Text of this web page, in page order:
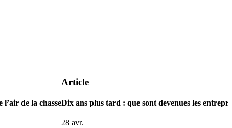
de la chasse
Article
Dix ans plus tard : que sont devenues les
28 avr.